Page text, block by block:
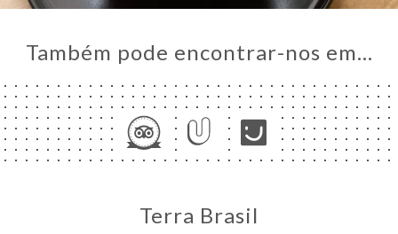
Também pode encontrar-nos em…
Terra Brasil